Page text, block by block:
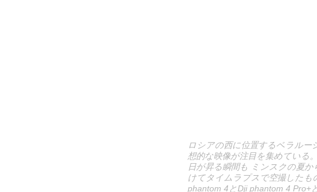
ロシアの西に位置するベラルー
想的な映像が注目を集めてい
日が昇る瞬間も ミンスクの夏
けてタイムラプスで空撮したも
phantom 4とDji phantom 4